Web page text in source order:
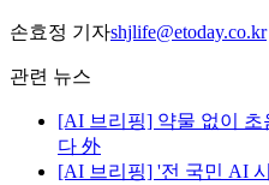
손효정 기자shjlife@etoday.co.kr
관련 뉴스
[AI 브리핑] 약물 없이 초
다 外
[AI 브리핑] '전 국민 AI